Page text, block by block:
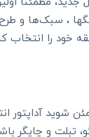
، سبک‌ها و
خود را انتخاب
شوید
تبلت و چاپگر